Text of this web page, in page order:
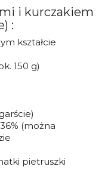
i kurczakiem
:
kształcie
150 g)
(można
pietruszki